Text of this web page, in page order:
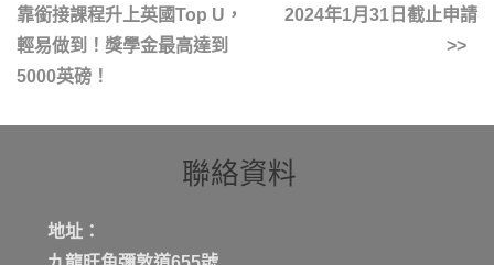
靠銜接課程升上英國Top U，
輕易做到！獎學金最高達到
5000英磅！
2024年1月31日截止申請
聯絡資料
地址：